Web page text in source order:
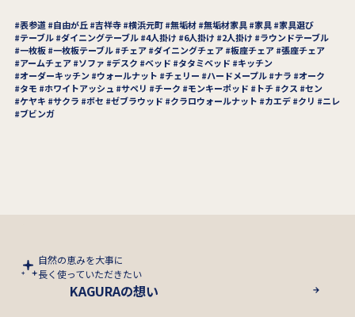
表参道 自由が丘 吉祥寺 横浜元町 無垢材 無垢材家具 家具
家具選び
テーブル ダイニングテーブル 4人掛け 6人掛け 2人掛け
ラウンドテーブル
一枚板 一枚板テーブル チェア ダイニングチェア 板座チェア 張座チェア
アームチェア
ソファ デスク ベッド タタミベッド
キッチン
オーダーキッチン
ウォールナット チェリー ハードメープル ナラ
オーク
タモ
ホワイトアッシュ サペリ チーク モンキーポッド トチ クス
セン
ケヤキ
サクラ ボセ ゼブラウッド クラロウォールナット カエデ クリ
ニレ
ブビンガ
自然の恵みを大事に
長く使っていただきたい
KAGURAの想い